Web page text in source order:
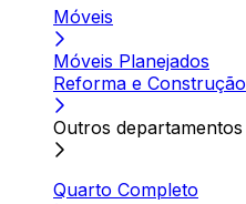
Móveis
Móveis Planejados
Reforma e Construção
Outros departamentos
Quarto Completo